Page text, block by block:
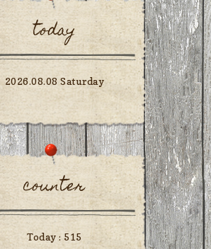
today
2026.08.08 Saturday
counter
Today : 515